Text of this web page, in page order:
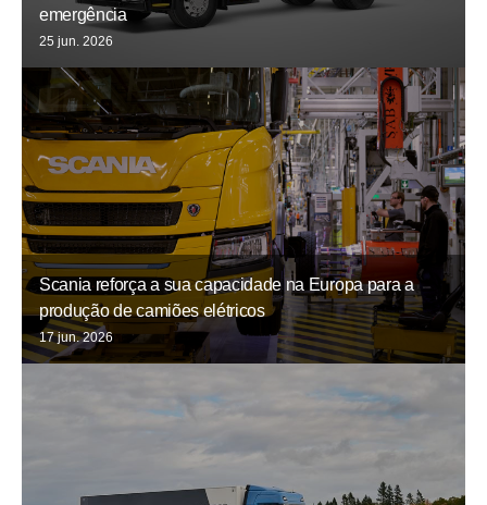
emergência
25 jun. 2026
Scania reforça a sua capacidade na Europa para a
produção de camiões elétricos
17 jun. 2026